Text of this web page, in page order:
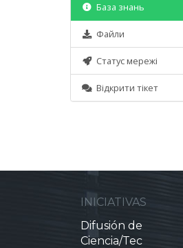
База знань
Файли
Статус мережі
Відкрити тікет
INICIATIVAS
Difusión de
Ciencia/Tec